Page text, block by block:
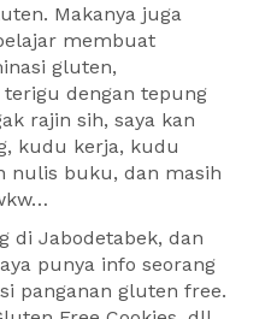
Makanya juga
membuat
gluten,
dengan tepung
rajin sih, saya kan
kudu kerja, kudu
nulis buku, dan masih
di Jabodetabek, dan
punya info seorang
panganan gluten free.